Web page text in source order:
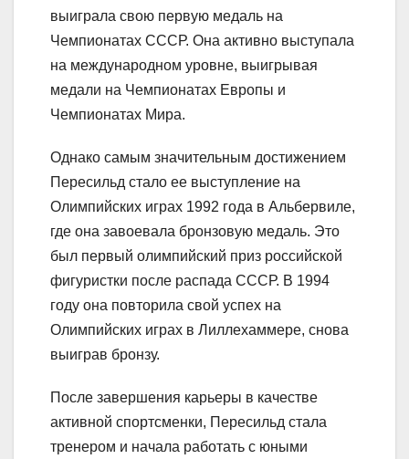
выиграла свою первую медаль на
Чемпионатах СССР. Она активно выступала
на международном уровне, выигрывая
медали на Чемпионатах Европы и
Чемпионатах Мира.
Однако самым значительным достижением
Пересильд стало ее выступление на
Олимпийских играх 1992 года в Альбервиле,
где она завоевала бронзовую медаль. Это
был первый олимпийский приз российской
фигуристки после распада СССР. В 1994
году она повторила свой успех на
Олимпийских играх в Лиллехаммере, снова
выиграв бронзу.
После завершения карьеры в качестве
активной спортсменки, Пересильд стала
тренером и начала работать с юными